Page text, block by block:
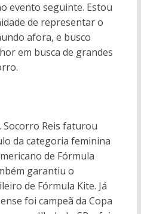
evento seguinte. Estou
de representar o
afora, e busco
em busca de grandes
Socorro Reis faturou
da categoria feminina
de Fórmula
garantiu o
de Fórmula Kite. Já
foi campeã da Copa